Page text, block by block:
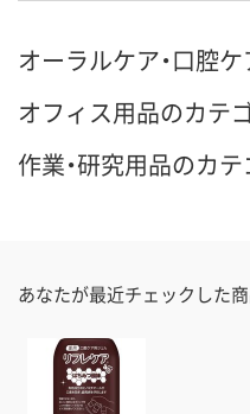
オーラルケア・口腔
オフィス用品のカテ
作業・研究用品のカ
あなたが最近チェックした